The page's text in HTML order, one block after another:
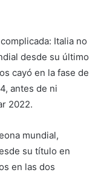
Italia no
desde su último
cayó en la fase de
antes de ni
2022.
mundial,
su título en
en las dos